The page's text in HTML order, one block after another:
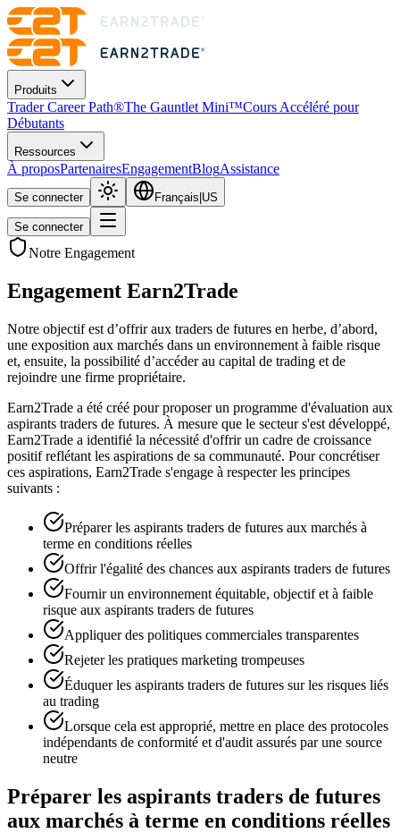
Produits
Trader Career Path®The Gauntlet Mini™Cours Accéléré pour
Débutants
Ressources
À proposPartenairesEngagementBlogAssistance
Se connecter Français US
Se connecter
Notre Engagement
Engagement Earn2Trade
Notre objectif est d’offrir aux traders de futures en herbe, d’abord,
une exposition aux marchés dans un environnement à faible risque
et, ensuite, la possibilité d’accéder au capital de trading et de
rejoindre une firme propriétaire.
Earn2Trade a été créé pour proposer un programme d'évaluation aux
aspirants traders de futures. À mesure que le secteur s'est développé,
Earn2Trade a identifié la nécessité d'offrir un cadre de croissance
positif reflétant les aspirations de sa communauté. Pour concrétiser
ces aspirations, Earn2Trade s'engage à respecter les principes
suivants :
Préparer les aspirants traders de futures aux marchés à
terme en conditions réelles
Offrir l'égalité des chances aux aspirants traders de futures
Fournir un environnement équitable, objectif et à faible
risque aux aspirants traders de futures
Appliquer des politiques commerciales transparentes
Rejeter les pratiques marketing trompeuses
Éduquer les aspirants traders de futures sur les risques liés
au trading
Lorsque cela est approprié, mettre en place des protocoles
indépendants de conformité et d'audit assurés par une source
neutre
Préparer les aspirants traders de futures
aux marchés à terme en conditions réelles